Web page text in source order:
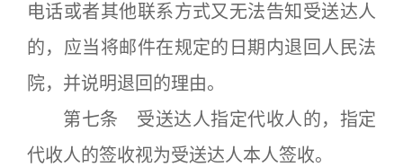
电话或者其他联系方式又无法告知受送达人
的，应当将邮件在规定的日期内退回人民法
院，并说明退回的理由。
第七条 受送达人指定代收人的，指定
代收人的签收视为受送达人本人签收。